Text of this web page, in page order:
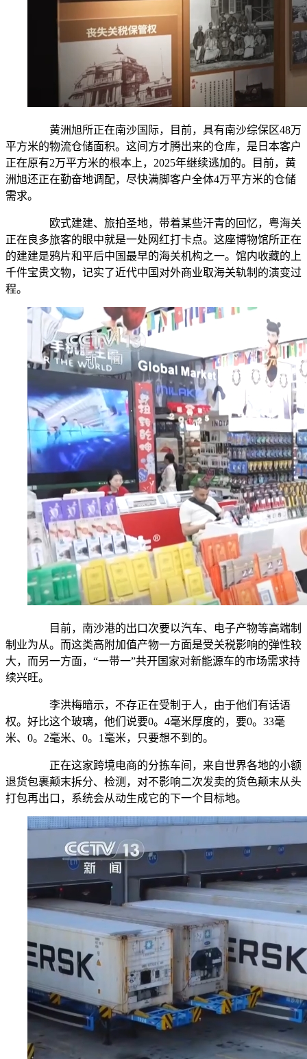
黄洲旭所正在南沙国际，目前，具有南沙综保区48万
平方米的物流仓储面积。这间方才腾出来的仓库，是日本客户
正在原有2万平方米的根本上，2025年继续逃加的。目前，黄
洲旭还正在勤奋地调配，尽快满脚客户全体4万平方米的仓储
需求。
欧式建建、旅拍圣地，带着某些汗青的回忆，粤海关
正在良多旅客的眼中就是一处网红打卡点。这座博物馆所正在
的建建是鸦片和平后中国最早的海关机构之一。馆内收藏的上
千件宝贵文物，记实了近代中国对外商业取海关轨制的演变过
程。
目前，南沙港的出口次要以汽车、电子产物等高端制
制业为从。而这类高附加值产物一方面是受关税影响的弹性较
大，而另一方面，“一带一”共开国家对新能源车的市场需求持
续兴旺。
李洪梅暗示，不存正在受制于人，由于他们有话语
权。好比这个玻璃，他们说要0。4毫米厚度的，要0。33毫
米、0。2毫米、0。1毫米，只要想不到的。
正在这家跨境电商的分拣车间，来自世界各地的小额
退货包裹颠末拆分、检测，对不影响二次发卖的货色颠末从头
打包再出口，系统会从动生成它的下一个目标地。